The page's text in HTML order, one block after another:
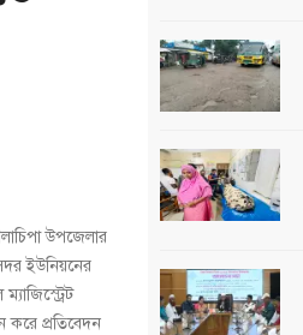
উপজেলার
ইউনিয়নের
করে প্রতিবেদন